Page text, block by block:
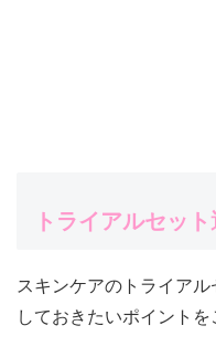
トライアルセッ
スキンケアのトライア
しておきたいポイントを